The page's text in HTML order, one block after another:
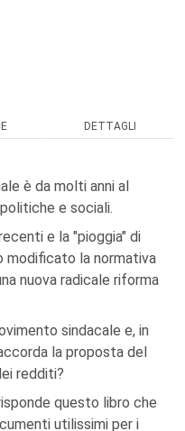
DETTAGLI
è da molti anni al
e sociali.
e la "pioggia" di
modificato la normativa
nuova radicale riforma
sindacale e, in
la proposta del
redditi?
questo libro che
utilissimi per i